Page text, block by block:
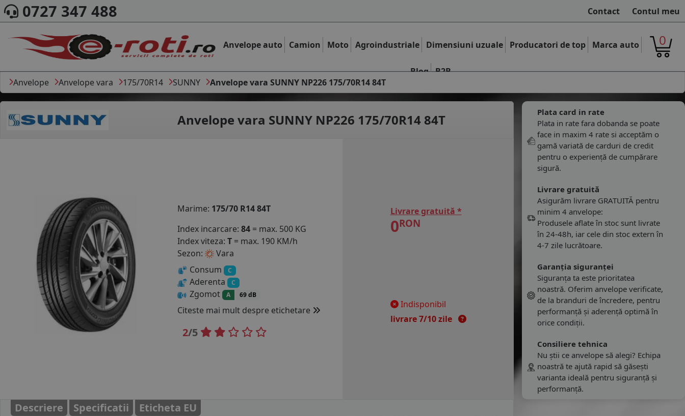
0727 347 488 Contact Contul meu
Anvelope auto Camion Moto Agroindustriale Dimensiuni uzuale Producatori de top Marca auto
Blog B2B
0
Anvelope Anvelope vara 175/70R14 SUNNY Anvelope vara SUNNY NP226 175/70R14 84T
Anvelope vara SUNNY NP226 175/70R14 84T
Marime: 175/70 R14 84T
Index incarcare: 84 = max. 500 KG
Index viteza: T = max. 190 KM/h
Sezon:
Vara
Consum
C
Aderenta C
Zgomot A 69 dB
Citeste mai mult despre etichetare
2/5
Livrare gratuită *
0RON
Indisponibil
livrare 7/10 zile
Plata card in rate
Plata in rate fara dobanda se poate
face in maxim 4 rate si acceptăm o
gamă variată de carduri de credit
pentru o experiență de cumpărare
sigură.
Livrare gratuită
Asigurăm livrare GRATUITĂ pentru
minim 4 anvelope:
Produsele aflate în stoc sunt livrate
în 24-48h, iar cele din stoc extern în
4-7 zile lucrătoare.
Garanția siguranței
Siguranța ta este prioritatea
noastră. Oferim anvelope verificate,
de la branduri de încredere, pentru
performanță și aderență optimă în
orice condiții.
Consiliere tehnica
Nu știi ce anvelope să alegi? Echipa
noastră te ajută rapid să găsești
varianta ideală pentru siguranță și
performanță.
Descriere Specificatii Eticheta EU